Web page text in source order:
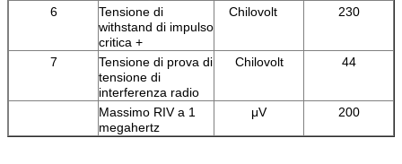
6
Tensione di
withstand di impulso
critica +
Chilovolt 230
7
Tensione di prova di
tensione di
interferenza radio
Chilovolt 44
Massimo RIV a 1
megahertz
μV 200